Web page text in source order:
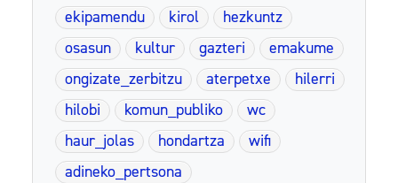
ekipamendu
kirol
hezkuntz
osasun
kultur gazteri
emakume
ongizate_zerbitzu
aterpetxe
hilerri
hilobi
komun_publiko
wc
haur_jolas
hondartza
wifi
adineko_pertsona